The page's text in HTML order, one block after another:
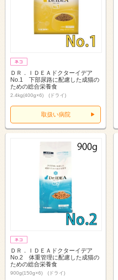
ＤＲ．ＩＤＥＡドクターイデア
No.1 下部尿路に配慮した成猫の
ための総合栄養食
2.4kg(400g×6) (ドライ)
取扱い病院
ＤＲ．ＩＤＥＡドクターイデア
No.2 体重管理に配慮した成猫の
ための総合栄養食
900g(150g×6) (ドライ)